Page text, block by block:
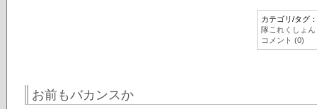
カテゴリ/タグ：
隊これくしょん
コメント (0)
お前もバカンスか